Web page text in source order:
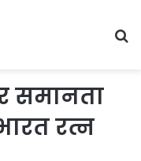
समानता
रत्न